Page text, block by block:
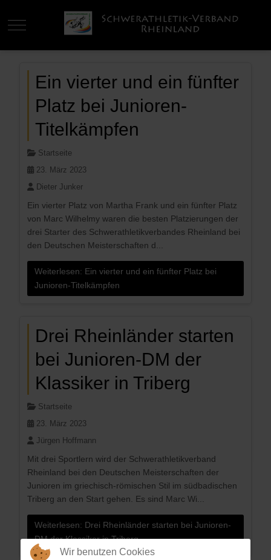
Mobile Menu Toggle
Ein vierter und ein fünfter
Platz bei Junioren-
Titelkämpfen
Startseite
23. März 2023
Dieter Junker
Ein vierter Platz von Martha Frank und ein fünfter Platz
von Marc Wilhelmy waren die besten Platzierungen der
drei Starter des Schwerathletikverbandes Rheinland bei
den Deutschen Meisterschaften d...
Weiterlesen: Ein vierter und ein fünfter Platz bei
Junioren-Titelkämpfen
Drei Rheinländer starten
bei Junioren-DM der
Klassiker in Triberg
Startseite
23. März 2023
Jürgen Hoffmann
Mit drei Sportlern wird der Schwerathletikverband
Rheinland bei den Deutschen Meisterschaften der
Junioren im griechisch-römischen Stil im südbadischen
Triberg an den Start gehen. Es sind Marc Wi...
Weiterlesen: Drei Rheinländer starten bei Junioren-
DM der Klassiker in Triberg
Wir benutzen Cookies